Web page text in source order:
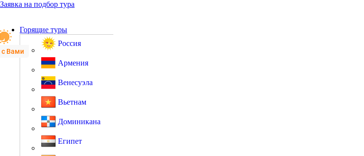
Заявка на подбор тура
с Вами
Горящие туры
Россия
Армения
Венесуэла
Вьетнам
Доминикана
Египет